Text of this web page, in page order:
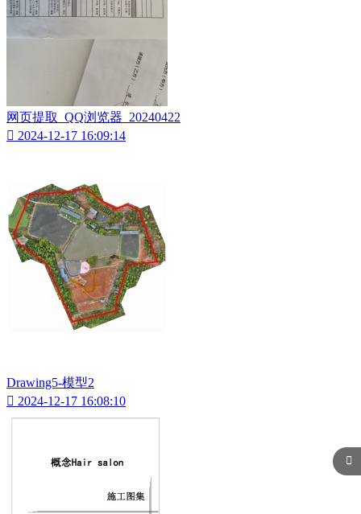
网页提取_QQ浏览器_20240422
 2024-12-17 16:09:14
Drawing5-模型2
 2024-12-17 16:08:10
